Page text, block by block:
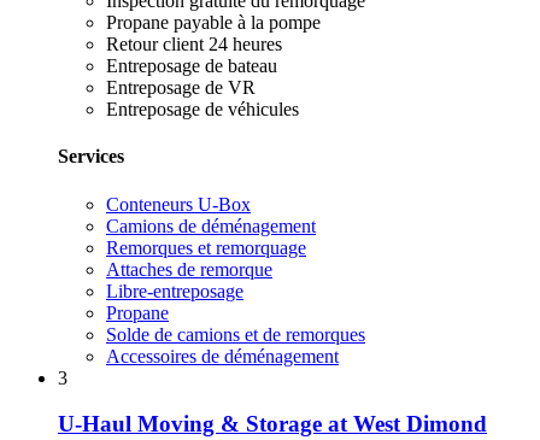
Propane payable à la pompe
Retour client 24 heures
Entreposage de bateau
Entreposage de VR
Entreposage de véhicules
Services
Conteneurs U-Box
Camions de déménagement
Remorques et remorquage
Attaches de remorque
Libre-entreposage
Propane
Solde de camions et de remorques
Accessoires de déménagement
3
U-Haul Moving & Storage at West Dimond